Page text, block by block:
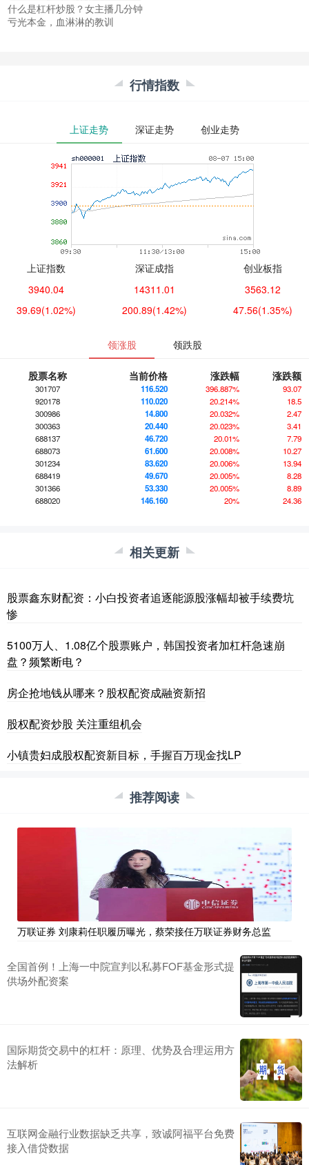
什么是杠杆炒股？女主播几分钟
亏光本金，血淋淋的教训
行情指数
上证走势 深证走势 创业走势
上证指数
3940.04
39.69(1.02%)
深证成指
14311.01
200.89(1.42%)
创业板指
3563.12
47.56(1.35%)
领涨股 领跌股
股票名称 当前价格 涨跌幅 涨跌额
301707 116.520 396.887%
93.07
920178
110.020 20.214%
18.5
300986
14.800 20.032%
2.47
300363
20.440 20.023%
3.41
688137
46.720 20.01%
7.79
688073
61.600 20.008%
10.27
301234
83.620 20.006%
13.94
688419
49.670 20.005%
8.28
301366
53.330 20.005%
8.89
688020
146.160 20% 24.36
相关更新
股票鑫东财配资：小白投资者追逐能源股涨幅却被手续费坑
惨
5100万人、1.08亿个股票账户，韩国投资者加杠杆急速崩
盘？频繁断电？
房企抢地钱从哪来？股权配资成融资新招
股权配资炒股 关注重组机会
小镇贵妇成股权配资新目标，手握百万现金找LP
推荐阅读
万联证券 刘康莉任职履历曝光，蔡荣接任万联证券财务总监
全国首例！上海一中院宣判以私募FOF基金形式提
供场外配资案
国际期货交易中的杠杆：原理、优势及合理运用方
法解析
互联网金融行业数据缺乏共享，致诚阿福平台免费
接入借贷数据